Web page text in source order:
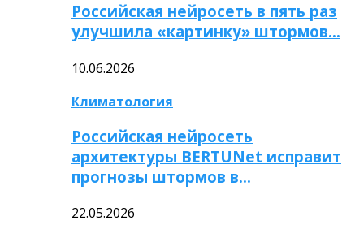
Российская нейросеть в пять раз
улучшила «картинку» штормов…
10.06.2026
Климатология
Российская нейросеть
архитектуры BERTUNet исправит
прогнозы штормов в…
22.05.2026